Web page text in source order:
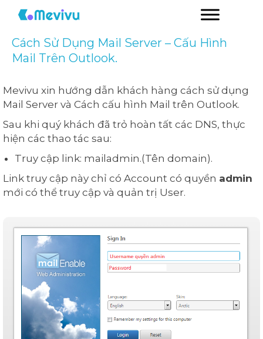
Cách Sử Dụng Mail Server – Cấu Hình
Mail Trên Outlook.
Mevivu xin hướng dẫn khách hàng cách sử dụng
Mail Server và Cách cấu hình Mail trên Outlook.
Sau khi quý khách đã trỏ hoàn tất các DNS, thực
hiện các thao tác sau:
Truy cập link: mailadmin.(Tên domain).
Link truy cập này chỉ có Account có quyền admin
mới có thể truy cập và quản trị User.